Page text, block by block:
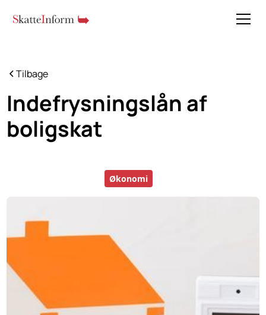
Tilbage
Indefrysningslån af
boligskat
Økonomi